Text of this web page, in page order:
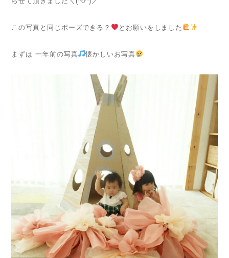
この写真と同じポーズできる？ とお願いをしました
まずは 一年前の写真 懐かしいお写真